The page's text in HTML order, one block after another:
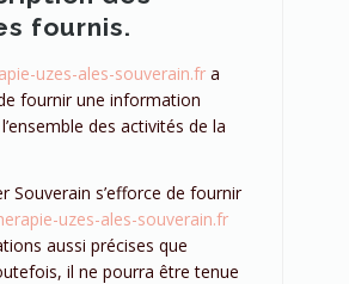
fournis.
uzes-ales-souverain.fr a
fournir une information
des activités de la
Souverain s’efforce de fournir
uzes-ales-souverain.fr
aussi précises que
il ne pourra être tenue